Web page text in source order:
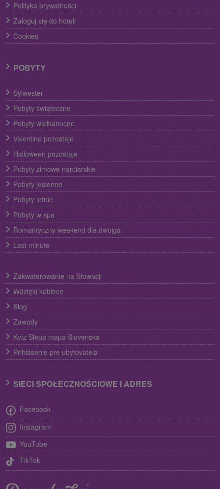
Polityka prywatności
Zaloguj się do hoteli
Cookies
POBYTY
Sylwester
Pobyty świąteczne
Pobyty wielkanocne
Valentine pozostaje
Halloween pozostaje
Pobyty zimowe narciarskie
Pobyty jesienne
Pobyty letnie
Pobyty w spa
Romantyczny weekend dla dwojga
Last minute
Zakwaterowanie na Słowacji
Wdzięki kobiece
Blog
Zawody
Kvíz Slepá mapa Slovenska
Prihlásenie pre ubytovateľa
SIECI SPOŁECZNOŚCIOWE I ADRES
Facebook
Instagram
YouTube
TikTok